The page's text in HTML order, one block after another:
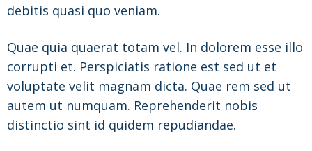
debitis quasi quo veniam.
Quae quia quaerat totam vel. In dolorem esse illo
corrupti et. Perspiciatis ratione est sed ut et
voluptate velit magnam dicta. Quae rem sed ut
autem ut numquam. Reprehenderit nobis
distinctio sint id quidem repudiandae.